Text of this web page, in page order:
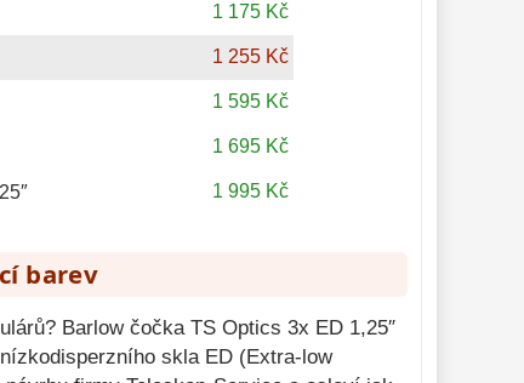
1 175 Kč
1 255 Kč
1 595 Kč
1 695 Kč
1 995 Kč
barev
Barlow čočka TS Optics 3x ED 1,25″
skla ED (Extra-low